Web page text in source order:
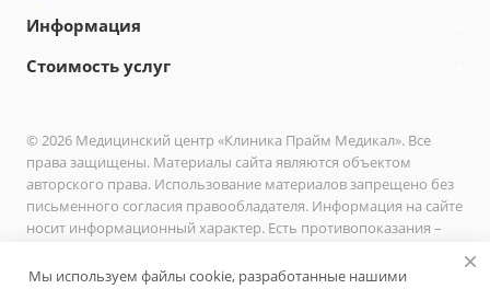
Информация
Стоимость услуг
© 2026 Медицинский центр «Клиника Прайм Медикал». Все
права защищены. Материалы сайта являются объектом
авторского права. Использование материалов запрещено без
письменного согласия правообладателя. Информация на сайте
носит информационный характер. Есть противопоказания –
Мы используем файлы cookie, разработанные нашими